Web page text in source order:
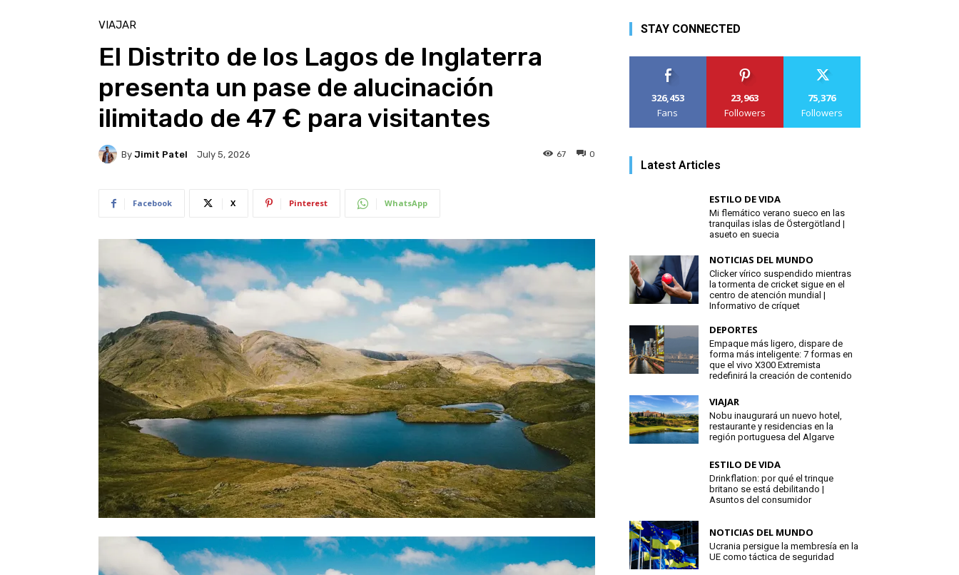
VIAJAR
El Distrito de los Lagos de Inglaterra
presenta un pase de alucinación
ilimitado de 47 € para visitantes
By Jimit Patel July 5, 2026 0
67
Facebook X Pinterest WhatsApp
STAY CONNECTED
326,453
Fans
23,963
Followers
75,376
Followers
Latest Articles
ESTILO DE VIDA
Mi flemático verano sueco en las
tranquilas islas de Östergötland |
asueto en suecia
NOTICIAS DEL MUNDO
Clicker vírico suspendido mientras
la tormenta de cricket sigue en el
centro de atención mundial |
Informativo de críquet
DEPORTES
Empaque más ligero, dispare de
forma más inteligente: 7 formas en
que el vivo X300 Extremista
redefinirá la creación de contenido
VIAJAR
Nobu inaugurará un nuevo hotel,
restaurante y residencias en la
región portuguesa del Algarve
ESTILO DE VIDA
Drinkflation: por qué el trinque
britano se está debilitando |
Asuntos del consumidor
NOTICIAS DEL MUNDO
Ucrania persigue la membresía en la
UE como táctica de seguridad